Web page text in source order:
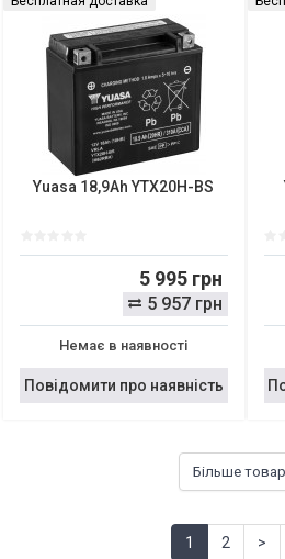
Yuasa 18,9Ah YTX20H-BS
5 995 грн
5 957 грн
Немає в наявності
Повідомити про наявність
Більше
1 2 >